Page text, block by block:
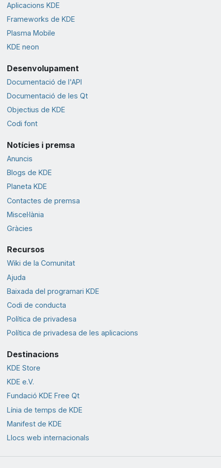
Aplicacions KDE
Frameworks de KDE
Plasma Mobile
KDE neon
Desenvolupament
Documentació de l'API
Documentació de les Qt
Objectius de KDE
Codi font
Notícies i premsa
Anuncis
Blogs de KDE
Planeta KDE
Contactes de premsa
Miscel·lània
Gràcies
Recursos
Wiki de la Comunitat
Ajuda
Baixada del programari KDE
Codi de conducta
Política de privadesa
Política de privadesa de les aplicacions
Destinacions
KDE Store
KDE e.V.
Fundació KDE Free Qt
Línia de temps de KDE
Manifest de KDE
Llocs web internacionals